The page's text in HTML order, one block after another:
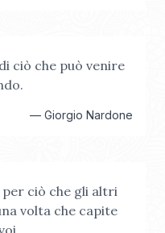
ciò che può venire
— Giorgio Nardone
ciò che gli altri
volta che capite